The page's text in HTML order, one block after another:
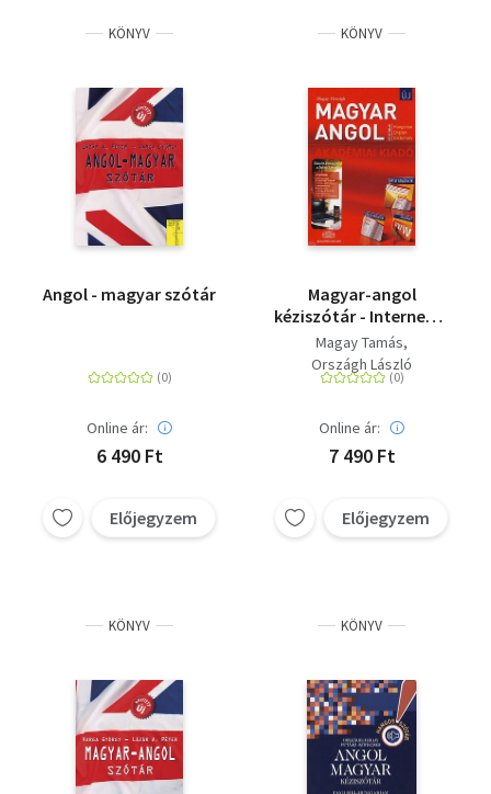
KÖNYV
Angol - magyar szótár
Online ár:
6 490 Ft
Előjegyzem
KÖNYV
Magyar-angol
kéziszótár - Internetes
hozzáféréssel
Magay Tamás
Országh László
Online ár:
7 490 Ft
Előjegyzem
KÖNYV KÖNYV